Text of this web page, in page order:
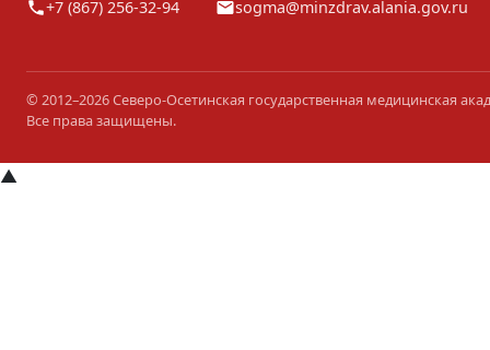
+7 (867) 256-32-94 sogma@minzdrav.alania.gov.ru
© 2012–2026 Северо-Осетинская государственная медицинская
Все права защищены.
▲